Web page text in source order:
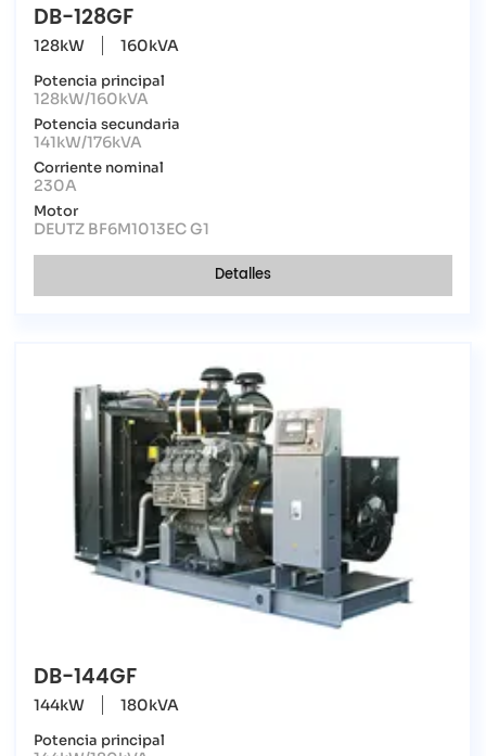
DB-128GF
128kW 160kVA
Potencia principal
128kW/160kVA
Potencia secundaria
141kW/176kVA
Corriente nominal
230A
Motor
DEUTZ BF6M1013EC G1
Detalles
DB-144GF
144kW 180kVA
Potencia principal